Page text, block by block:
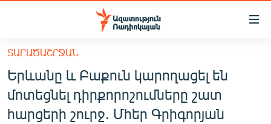
Մատչելիության
հիմնական
բովանդակությանը
Անցնել
հիմնական
մենյուին
ՀԱՅԱՍՏԱՆ
ՔԱՂԱՔԱԿԱՆ
ՏԱՐԱԾԱՇՐՋԱՆ
Երևանը և Բաքուն կարողացել են
մոտեցնել դիրքորոշումները շատ
հարցերի շուրջ. Մհեր Գրիգորյան